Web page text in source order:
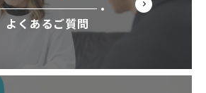
よくあるご質問